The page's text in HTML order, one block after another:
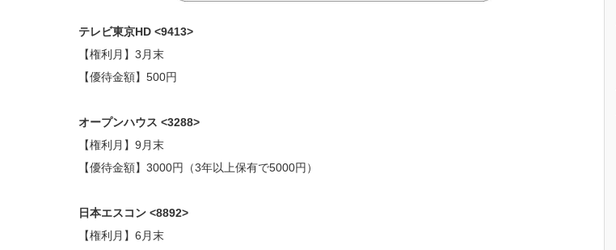
テレビ東京HD <9413>
【権利月】3月末
【優待金額】500円
オープンハウス <3288>
【権利月】9月末
【優待金額】3000円（3年以上保有で5000円）
日本エスコン <8892>
【権利月】6月末